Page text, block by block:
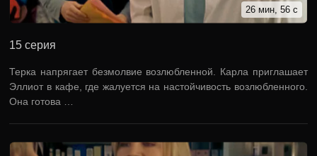
26 мин, 56 с
15 серия
Терка напрягает безмолвие возлюбленной. Карла приглашает
Эллиот в кафе, где жалуется на настойчивость возлюбленного.
Она готова …